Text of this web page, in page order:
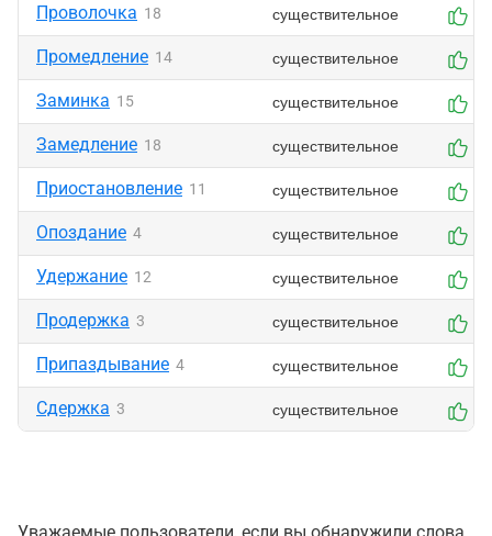
Проволочка 18 существительное
Промедление 14 существительное
Заминка 15 существительное
Замедление 18 существительное
Приостановление 11 существительное
Опоздание 4 существительное
Удержание 12 существительное
Продержка 3 существительное
Припаздывание 4 существительное
Сдержка 3 существительное